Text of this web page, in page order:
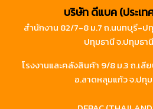
บริษัท ดีแบค (ประเท
สำนักงาน 82/7-8 ม.7 ถ.นนทบุรี-ป
ปทุมธานี จ.ปทุมธา
โรงงานและคลังสินค้า 9/8 ม.3 ถ.เ
อ.ลาดหลุมแก้ว จ.ปทุม